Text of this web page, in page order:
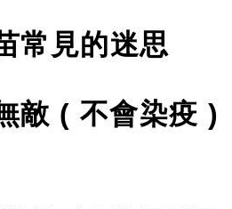
常見的迷思
敵 ( 不會染疫 )